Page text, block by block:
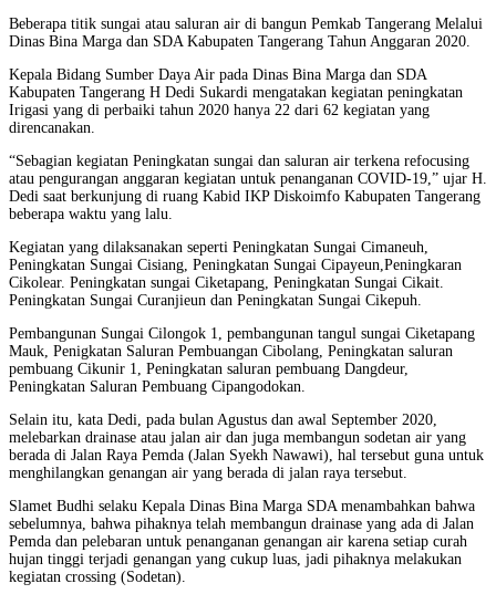
Beberapa titik sungai atau saluran air di bangun Pemkab Tangerang Melalui
Dinas Bina Marga dan SDA Kabupaten Tangerang Tahun Anggaran 2020.
Kepala Bidang Sumber Daya Air pada Dinas Bina Marga dan SDA
Kabupaten Tangerang H Dedi Sukardi mengatakan kegiatan peningkatan
Irigasi yang di perbaiki tahun 2020 hanya 22 dari 62 kegiatan yang
direncanakan.
“Sebagian kegiatan Peningkatan sungai dan saluran air terkena refocusing
atau pengurangan anggaran kegiatan untuk penanganan COVID-19,” ujar H.
Dedi saat berkunjung di ruang Kabid IKP Diskoimfo Kabupaten Tangerang
beberapa waktu yang lalu.
Kegiatan yang dilaksanakan seperti Peningkatan Sungai Cimaneuh,
Peningkatan Sungai Cisiang, Peningkatan Sungai Cipayeun,Peningkaran
Cikolear. Peningkatan sungai Ciketapang, Peningkatan Sungai Cikait.
Peningkatan Sungai Curanjieun dan Peningkatan Sungai Cikepuh.
Pembangunan Sungai Cilongok 1, pembangunan tangul sungai Ciketapang
Mauk, Penigkatan Saluran Pembuangan Cibolang, Peningkatan saluran
pembuang Cikunir 1, Peningkatan saluran pembuang Dangdeur,
Peningkatan Saluran Pembuang Cipangodokan.
Selain itu, kata Dedi, pada bulan Agustus dan awal September 2020,
melebarkan drainase atau jalan air dan juga membangun sodetan air yang
berada di Jalan Raya Pemda (Jalan Syekh Nawawi), hal tersebut guna untuk
menghilangkan genangan air yang berada di jalan raya tersebut.
Slamet Budhi selaku Kepala Dinas Bina Marga SDA menambahkan bahwa
sebelumnya, bahwa pihaknya telah membangun drainase yang ada di Jalan
Pemda dan pelebaran untuk penanganan genangan air karena setiap curah
hujan tinggi terjadi genangan yang cukup luas, jadi pihaknya melakukan
kegiatan crossing (Sodetan).